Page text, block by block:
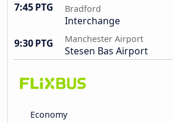
7:45 PTG Bradford
Interchange
9:30 PTG
Manchester Airport
Stesen Bas Airport
Economy